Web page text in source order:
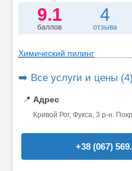
9.1
баллов
4
отзыва
Химический пилинг
➡️ Все услуги и цены (4)
📍 Адрес
Кривой Рог, Фукса, 3 р-н.
+38 (067)